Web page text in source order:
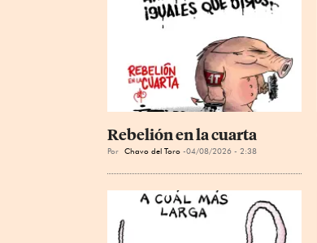
Rebelión en la cuarta
Por Chavo del Toro 04/08/2026 - 2:38